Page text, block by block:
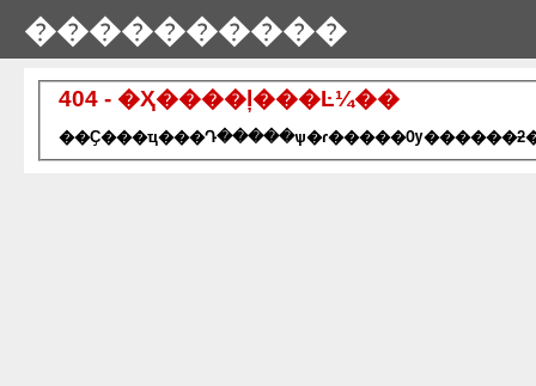
����������
404 - �Ҳ����ļ���Ŀ¼��